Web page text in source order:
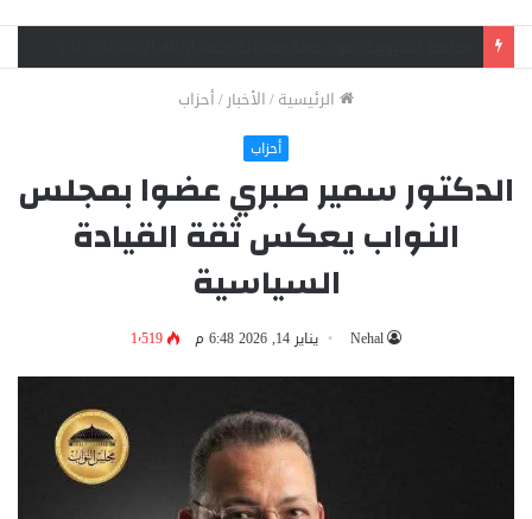
الرئيسية/الأخبار/أحزاب
أحزاب
الدكتور سمير صبري عضوا بمجلس
النواب يعكس ثقة القيادة
السياسية
Nehal يناير 14, 2026 6:48 م 1٬519